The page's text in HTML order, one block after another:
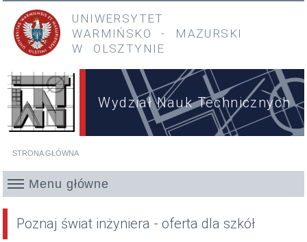
Przejdź do treści
Przejdź do menu głównego
UNIWERSYTET
WARMIŃSKO
- MAZURSKI
W OLSZTYNIE
Wydział Nauk Technicznych
STRONA GŁÓWNA
Menu główne
Poznaj świat inżyniera - oferta dla szkół